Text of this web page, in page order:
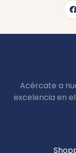
Acércate a
excelencia en